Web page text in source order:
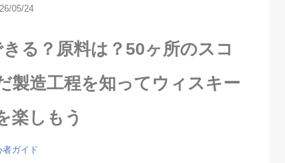
05/24
る？原料は？50ヶ所のスコ
製造工程を知ってウィスキー
楽しもう
者ガイド